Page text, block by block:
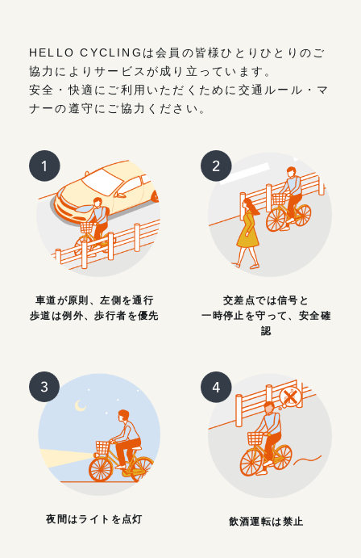
HELLO CYCLINGは会員の皆様ひとりひとりのご
協力によりサービスが成り立っています。
安全・快適にご利用いただくために交通ルール・マ
ナーの遵守にご協力ください。
車道が原則、左側を通行
歩道は例外、歩行者を優先
交差点では信号と
一時停止を守って、安全確
認
夜間はライトを点灯 飲酒運転は禁止